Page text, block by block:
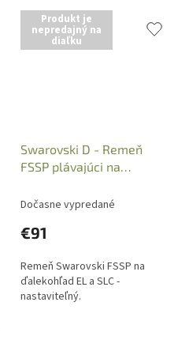
Produkt je
nepredajný na
diaľku
Swarovski D - Remeň
FSSP plávajúci na
staviteľný
Dočasne vypredané
€91
Remeň Swarovski FSSP na
ďalekohľad EL a SLC -
nastaviteľný.